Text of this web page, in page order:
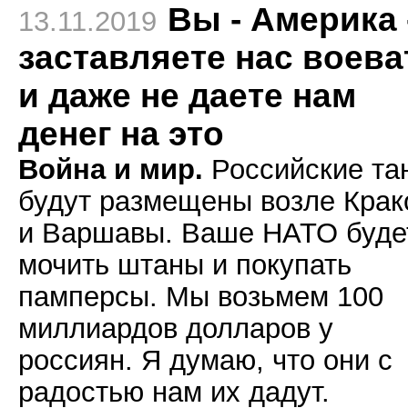
13.11.2019 Вы - Америка
заставляете нас
и даже не даете нам
денег на это
Война и мир. Российские
будут размещены возле
и Варшавы. Ваше НАТО
мочить штаны и покупать
памперсы. Мы возьмем 100
миллиардов долларов у
россиян. Я думаю, что они с
радостью нам их дадут.